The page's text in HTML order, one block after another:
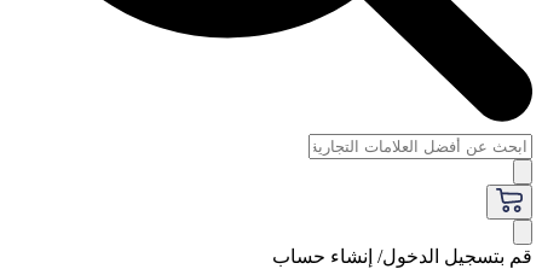
قم بتسجيل الدخول/ إنشاء حساب